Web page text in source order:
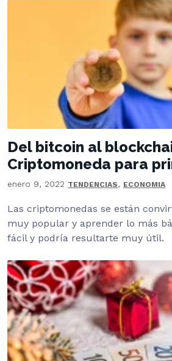
Del bitcoin al
Criptomoneda para
enero 9, 2022 TENDENCIAS, ECONOMIA
Las criptomonedas se están
muy popular y aprender lo más
fácil y podría resultarte muy útil.